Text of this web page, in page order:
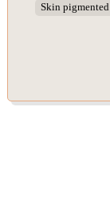
Skin pigmented